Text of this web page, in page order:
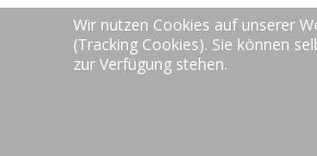
Wir nutzen Cookies auf unserer
(Tracking Cookies). Sie können
zur Verfügung stehen.